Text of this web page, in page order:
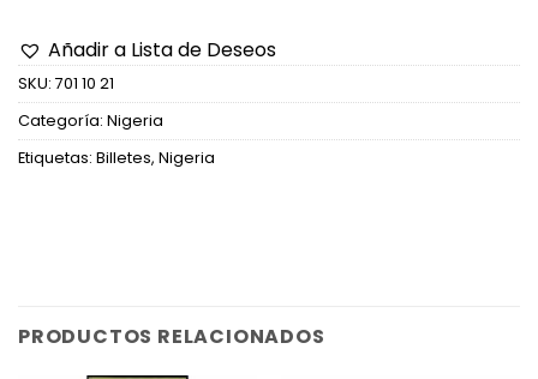
Añadir a Lista de Deseos
SKU: 701 10 21
Categoría: Nigeria
Etiquetas: Billetes, Nigeria
PRODUCTOS RELACIONADOS